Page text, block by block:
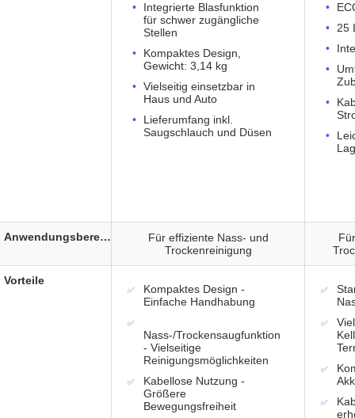
Integrierte Blasfunktion
für schwer zugängliche
Stellen
Kompaktes Design,
Gewicht: 3,14 kg
Vielseitig einsetzbar in
Haus und Auto
Lieferumfang inkl.
Saugschlauch und Düsen
25
Für effiziente Nass- und
Trockenreinigung
Kompaktes Design -
Einfache Handhabung
Nass-/Trockensaugfunktion
- Vielseitige
Reinigungsmöglichkeiten
Kabellose Nutzung -
Größere
Bewegungsfreiheit
Anwendungsbereich
Vorteile